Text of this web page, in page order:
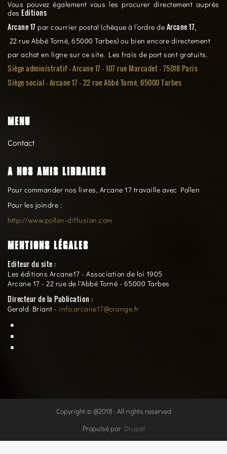
Vous pouvez également vous les procurer directement auprès
des Editions
Arcane 17 par courrier postal (chèque à l’ordre de Arcane 17,
22 rue Abbé Torné, 65000 Tarbes) ou bien encore directement
par achat en ligne sur ce site. Les frais de port sont gratuits.
Siège administratif - Arcane 17 - 107 rue Marcadet - 75018 Paris
Siège social -Arcane 17 - 22 rue Abbé Torné, 65000 Tarbes
MENU
Contact
A NOS AMIS LIBRAIRES
Pour commander nos livres, Arcane 17 travaille avec Pollen
Pour les joindre :
http://www.pollen-diffusion.com
MENTIONS LÉGALES
Editeur du site :
Les éditions Arcane17 - Association de loi 1905
Arcane 17 - 22 rue de l'Abbé Torné - 65000 Tarbes
Directeur de la Publication :
Gerald Briant - info.arcane17@orange.fr
Copyright © @2018 · All rights reserved
Propulsé par Drupal